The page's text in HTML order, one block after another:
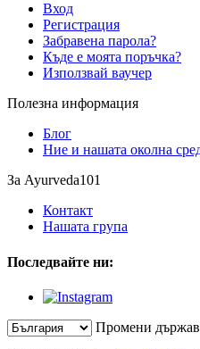
Вход
Регистрация
Забравена парола?
Къде е моята поръчка?
Използвай ваучер
Полезна информация
Блог
Ние и нашата околна
За Ayurveda101
Контакт
Нашата група
Последвайте ни:
Промени